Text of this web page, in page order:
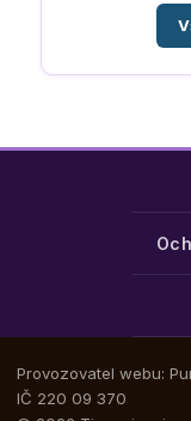
Provozovatel webu:
IČ 220 09 370